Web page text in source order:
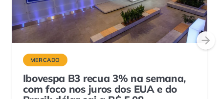
MERCADO
Ibovespa B3 recua 3% na semana,
com foco nos juros dos EUA e do